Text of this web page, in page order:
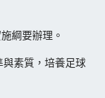
綱要辦理。
素質，培養足球